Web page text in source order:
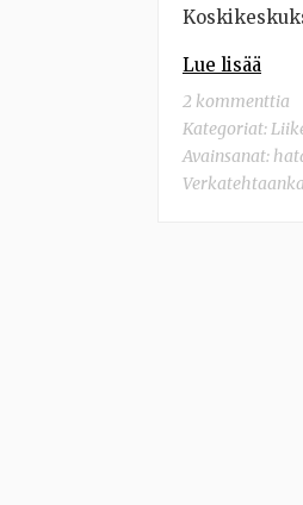
Lue lisää
2 kommenttia
Kategoriat:
Avainsanat: